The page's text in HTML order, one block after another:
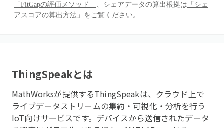
「FitGapの評価メソッド」 、シェアデータの算出根拠は 「シェ
アスコアの算出方法」 をご覧ください。
ThingSpeakとは
MathWorksが提供するThingSpeakは、クラウド上で
ライブデータストリームの集約・可視化・分析を行う
IoT向けサービスです。デバイスから送信されたデータ